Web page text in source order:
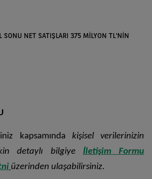
SONU NET SATIŞLARI 375 MİLYON TL'NİN
kapsamında kişisel verilerinizin
detaylı bilgiye İletişim Formu
üzerinden ulaşabilirsiniz.